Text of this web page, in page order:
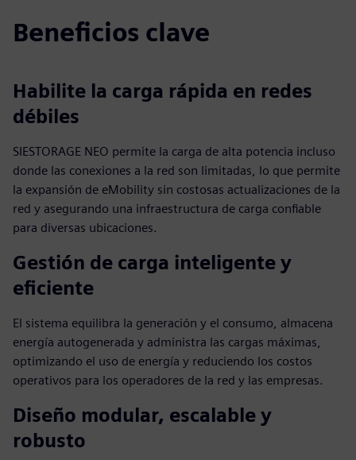
Beneficios clave
Habilite la carga rápida en redes
débiles
SIESTORAGE NEO permite la carga de alta potencia incluso
donde las conexiones a la red son limitadas, lo que permite
la expansión de eMobility sin costosas actualizaciones de la
red y asegurando una infraestructura de carga confiable
para diversas ubicaciones.
Gestión de carga inteligente y
eficiente
El sistema equilibra la generación y el consumo, almacena
energía autogenerada y administra las cargas máximas,
optimizando el uso de energía y reduciendo los costos
operativos para los operadores de la red y las empresas.
Diseño modular, escalable y
robusto